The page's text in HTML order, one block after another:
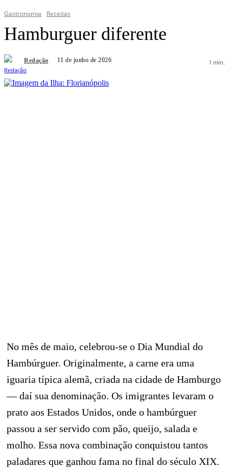
Gastronomia Receitas
Hamburguer diferente
Redação 11 de junho de 2026 1 min.
No mês de maio, celebrou-se o Dia Mundial do
Hambúrguer. Originalmente, a carne era uma
iguaria típica alemã, criada na cidade de Hamburgo
— daí sua denominação. Os imigrantes levaram o
prato aos Estados Unidos, onde o hambúrguer
passou a ser servido com pão, queijo, salada e
molho. Essa nova combinação conquistou tantos
paladares que ganhou fama no final do século XIX.